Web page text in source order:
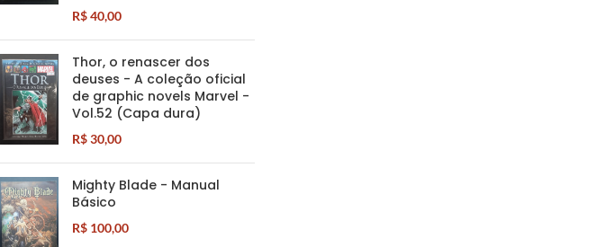
R$40,00
Thor, o renascer dos
deuses - A coleção oficial
de graphic novels Marvel -
Vol.52 (Capa dura)
R$30,00
Mighty Blade - Manual
Básico
R$ 100,00